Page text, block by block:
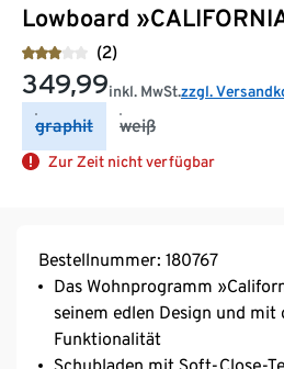
Lowboard
(2)
349,99inkl. MwSt.zzgl.
graphit weiß
Zur Zeit nicht verfügbar
Bestellnummer: 180767
Das Wohnprogramm
seinem edlen Design und
Funktionalität